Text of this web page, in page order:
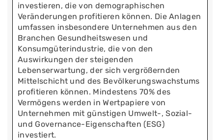
investieren, die von demographischen
Veränderungen profitieren können. Die Anlagen
umfassen insbesondere Unternehmen aus den
Branchen Gesundheitswesen und
Konsumgüterindustrie, die von den
Auswirkungen der steigenden
Lebenserwartung, der sich vergrößernden
Mittelschicht und des Bevölkerungswachstums
profitieren können. Mindestens 70% des
Vermögens werden in Wertpapiere von
Unternehmen mit günstigen Umwelt-, Sozial-
und Governance-Eigenschaften (ESG)
investiert.